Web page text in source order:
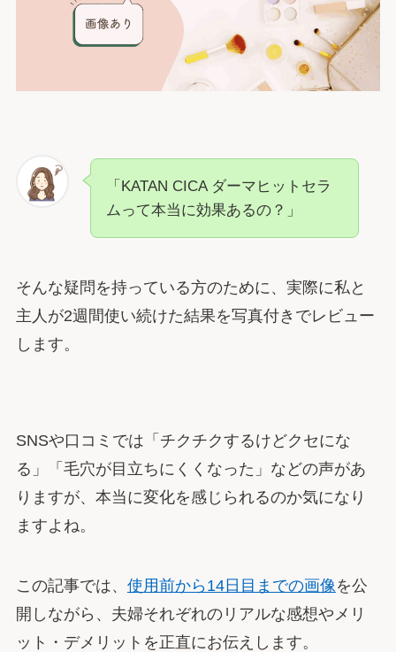
「KATAN CICA ダーマヒットセラ
ムって本当に効果あるの？」
そんな疑問を持っている方のために、実際に私と
主人が2週間使い続けた結果を写真付きでレビュー
します。
SNSや口コミでは「チクチクするけどクセにな
る」「毛穴が目立ちにくくなった」などの声があ
りますが、本当に変化を感じられるのか気になり
ますよね。
この記事では、 使用前から14日目までの画像 を公
開しながら、夫婦それぞれのリアルな感想やメリ
ット・デメリットを正直にお伝えします。